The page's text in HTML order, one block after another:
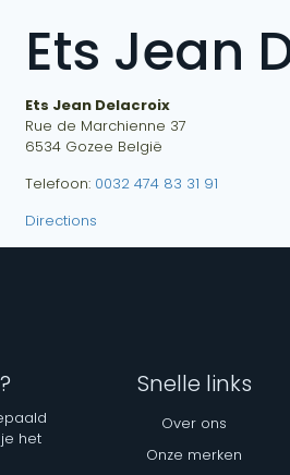
Ets Jean
Ets Jean Delacroix
Rue de Marchienne 37
6534 Gozee België
Telefoon: 0032 474 83 31 91
Directions
het
Snelle links
Over ons
Onze merken